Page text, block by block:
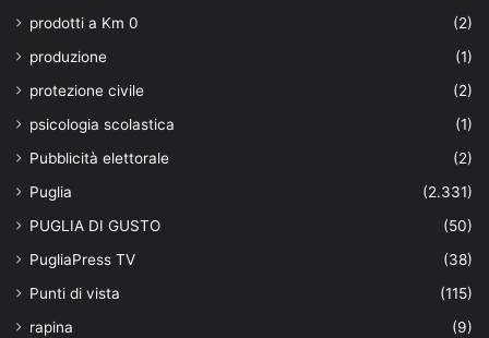
prodotti a Km 0
(2)
produzione
(1)
protezione civile
(2)
psicologia scolastica
(1)
Pubblicità elettorale
(2)
Puglia
(2.331)
PUGLIA DI GUSTO
(50)
PugliaPress TV
(38)
Punti di vista
(115)
rapina
(9)